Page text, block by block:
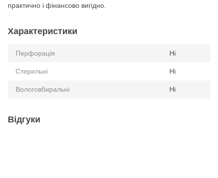
практично і фінансово вигідно.
Характеристики
Перфорація Ні
Стерильні Ні
Вологовбиральні Ні
Відгуки